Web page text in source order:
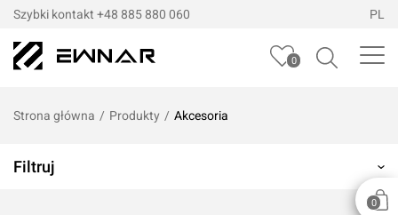
Szybki kontakt +48 885 880 060 PL
0
0
Strona główna / Produkty / Akcesoria
Filtruj